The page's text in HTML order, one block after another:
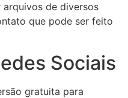
arquivos de diversos
que pode ser feito
Sociais
gratuita para